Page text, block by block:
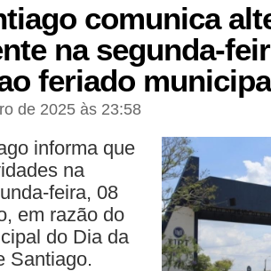
comunica
na segunda-
feriado
de 2025 às 23:58
informa que
na
feira, 08
em razão do
do Dia da
Santiago.